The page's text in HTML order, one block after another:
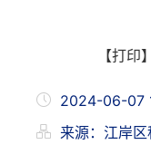
【打印】
2024-06-07
来源：江岸